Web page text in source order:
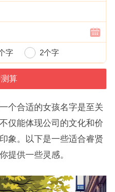
字 2个字
个合适的女孩名字是至关
仅能体现公司的文化和价
象。以下是一些适合睿贤
提供一些灵感。